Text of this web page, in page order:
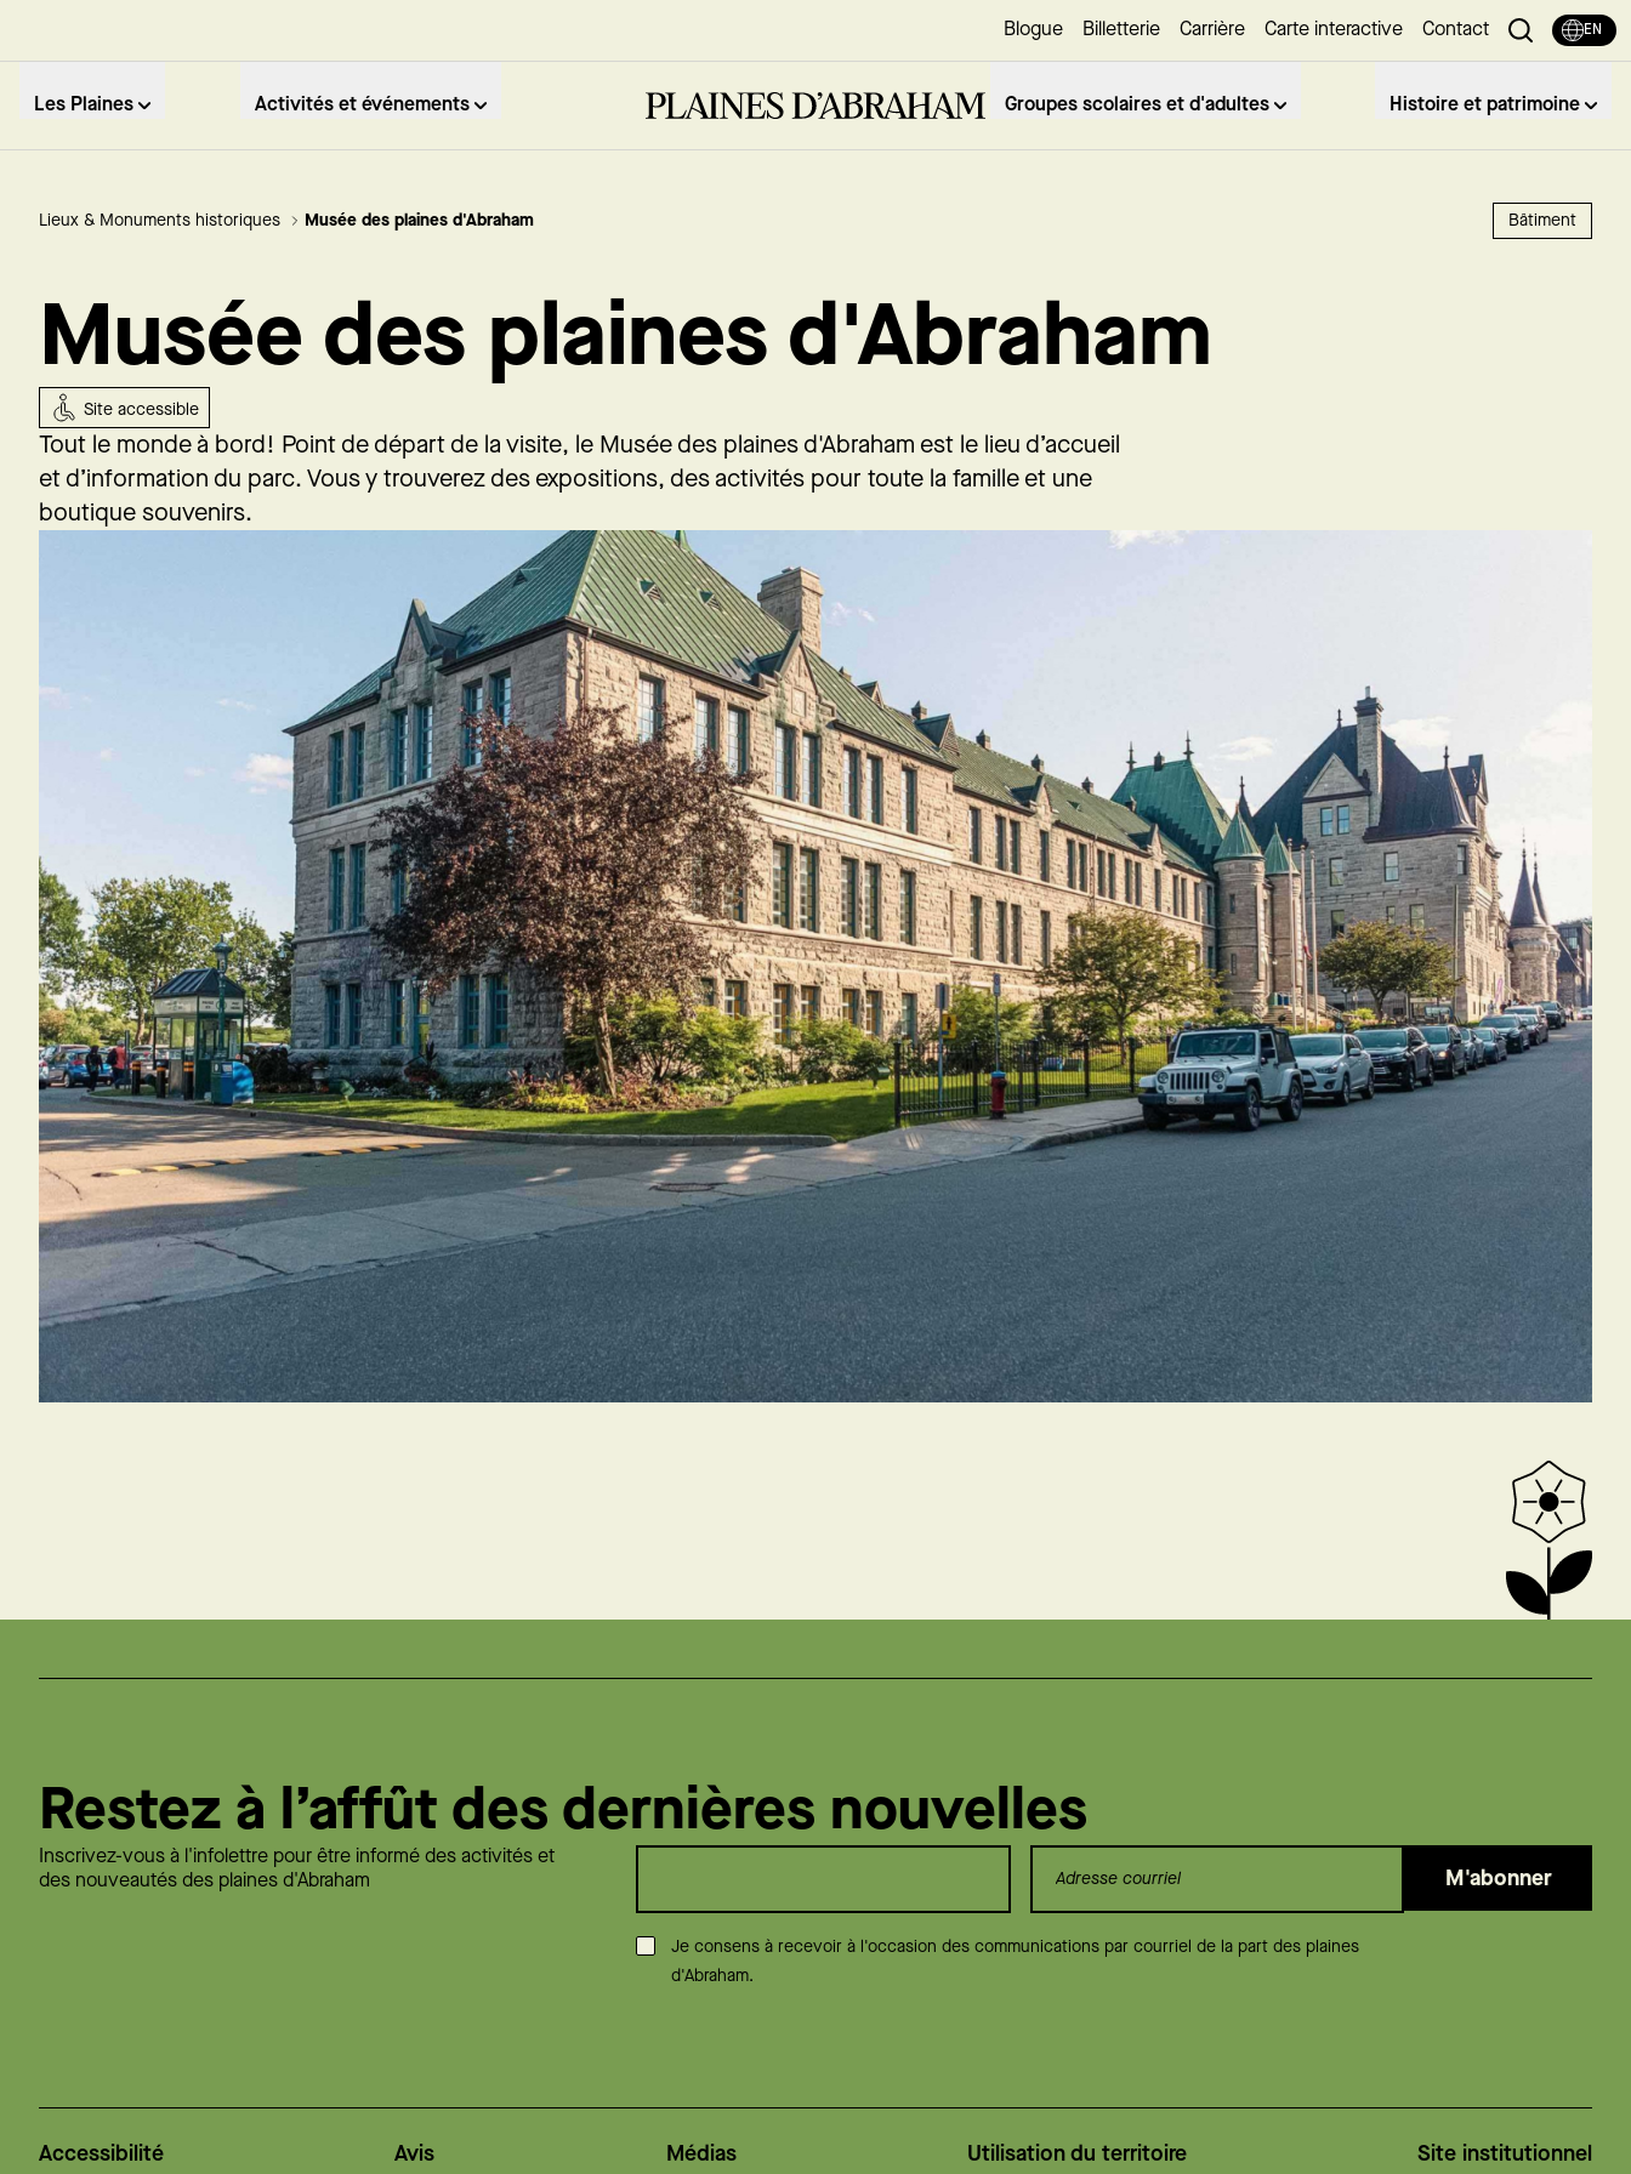
Blogue Billetterie Carrière Carte interactive Contact EN
Les Plaines Activités et événements Groupes scolaires et d'adultes Histoire et patrimoine
Lieux & Monuments historiques Musée des plaines d'Abraham Bâtiment
Musée des plaines d'Abraham
Site accessible
Tout le monde à bord! Point de départ de la visite, le Musée des plaines d'Abraham est le lieu d’accueil
et d’information du parc. Vous y trouverez des expositions, des activités pour toute la famille et une
boutique souvenirs.
Restez à l’affût des dernières nouvelles
Inscrivez-vous à l'infolettre pour être informé des activités et
des nouveautés des plaines d'Abraham
Consentement*
Je consens à recevoir à l'occasion des communications par courriel de la part des plaines
d'Abraham.
M'abonner
Accessibilité Avis Médias Utilisation du territoire Site institutionnel